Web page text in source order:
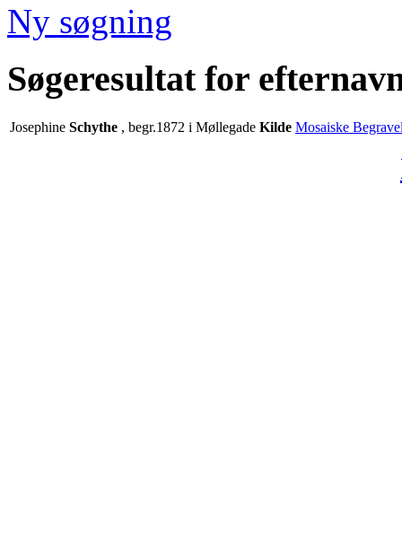
Ny søgning
Søgeresultat for
Josephine Schythe , begr.1872 i Møllegade Kilde Mosaiske